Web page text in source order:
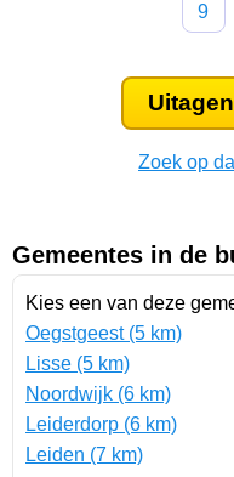
9
Zoek op
Gemeentes in de
Kies een van deze
Oegstgeest (5 km)
Lisse (5 km)
Noordwijk (6 km)
Leiderdorp (6 km)
Leiden (7 km)